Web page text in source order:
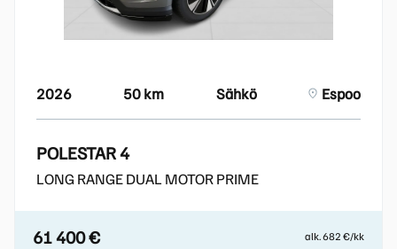
2026 50 km Sähkö Espoo
POLESTAR 4
LONG RANGE DUAL MOTOR PRIME
61 400 € alk. 682 €/kk